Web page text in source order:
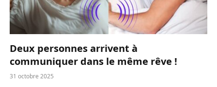
Deux personnes arrivent à
communiquer dans le même rêve !
31 octobre 2025